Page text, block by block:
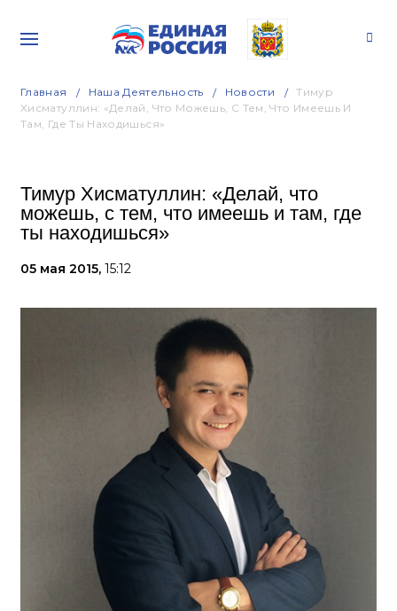
Главная Наша Деятельность Новости
Тимур
Хисматуллин: «Делай, Что Можешь, С Тем, Что Имеешь И
Там, Где Ты Находишься»
Тимур Хисматуллин: «Делай, что
можешь, с тем, что имеешь и там, где
ты находишься»
05 мая 2015, 15:12